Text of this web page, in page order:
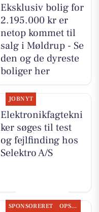
Eksklusiv bolig for
2.195.000 kr er
netop kommet til
salg i Møldrup - Se
den og de dyreste
boliger her
JOBNYT
Elektronikfagtekni
ker søges til test
og fejlfinding hos
Selektro A/S
SPONSORERET OPSLAGSTAVLEN